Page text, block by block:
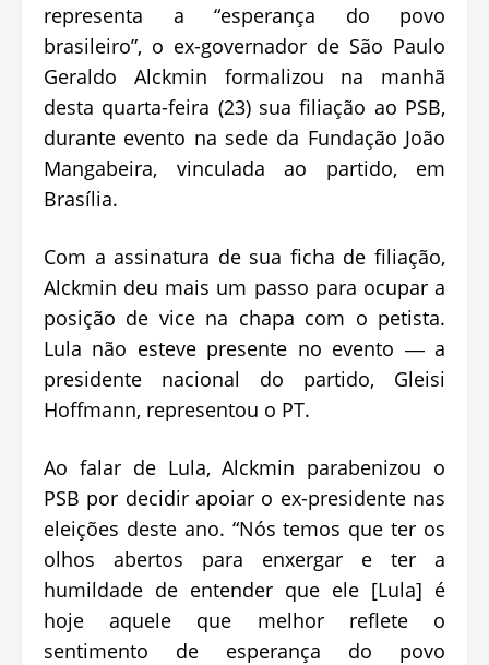
representa a “esperança do povo
brasileiro”, o ex-governador de São Paulo
Geraldo Alckmin formalizou na manhã
desta quarta-feira (23) sua filiação ao PSB,
durante evento na sede da Fundação João
Mangabeira, vinculada ao partido, em
Brasília.
Com a assinatura de sua ficha de filiação,
Alckmin deu mais um passo para ocupar a
posição de vice na chapa com o petista.
Lula não esteve presente no evento ― a
presidente nacional do partido, Gleisi
Hoffmann, representou o PT.
Ao falar de Lula, Alckmin parabenizou o
PSB por decidir apoiar o ex-presidente nas
eleições deste ano. “Nós temos que ter os
olhos abertos para enxergar e ter a
humildade de entender que ele [Lula] é
hoje aquele que melhor reflete o
sentimento de esperança do povo